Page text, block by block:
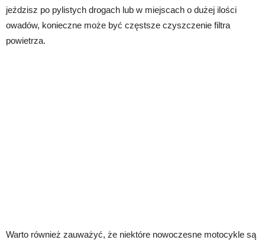
jeździsz po pylistych drogach lub w miejscach o dużej ilości
owadów, konieczne może być częstsze czyszczenie filtra
powietrza.
Warto również zauważyć, że niektóre nowoczesne motocykle są